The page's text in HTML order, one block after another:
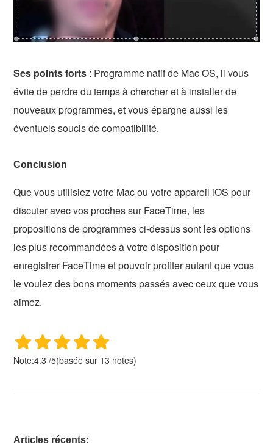
Ses points forts : Programme natif de Mac OS, il vous
évite de perdre du temps à chercher et à installer de
nouveaux programmes, et vous épargne aussi les
éventuels soucis de compatibilité.
Conclusion
Que vous utilisiez votre Mac ou votre appareil iOS pour
discuter avec vos proches sur FaceTime, les
propositions de programmes ci-dessus sont les options
les plus recommandées à votre disposition pour
enregistrer FaceTime et pouvoir profiter autant que vous
le voulez des bons moments passés avec ceux que vous
aimez.
Note:4.3 /5(basée sur 13 notes)
Articles récents: